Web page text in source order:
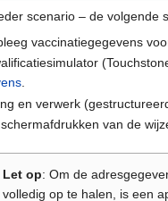
scenario – de volgende
vaccinatiegegevens
.
en verwerk
van de
Let op: Om de
volledig op te halen, is een